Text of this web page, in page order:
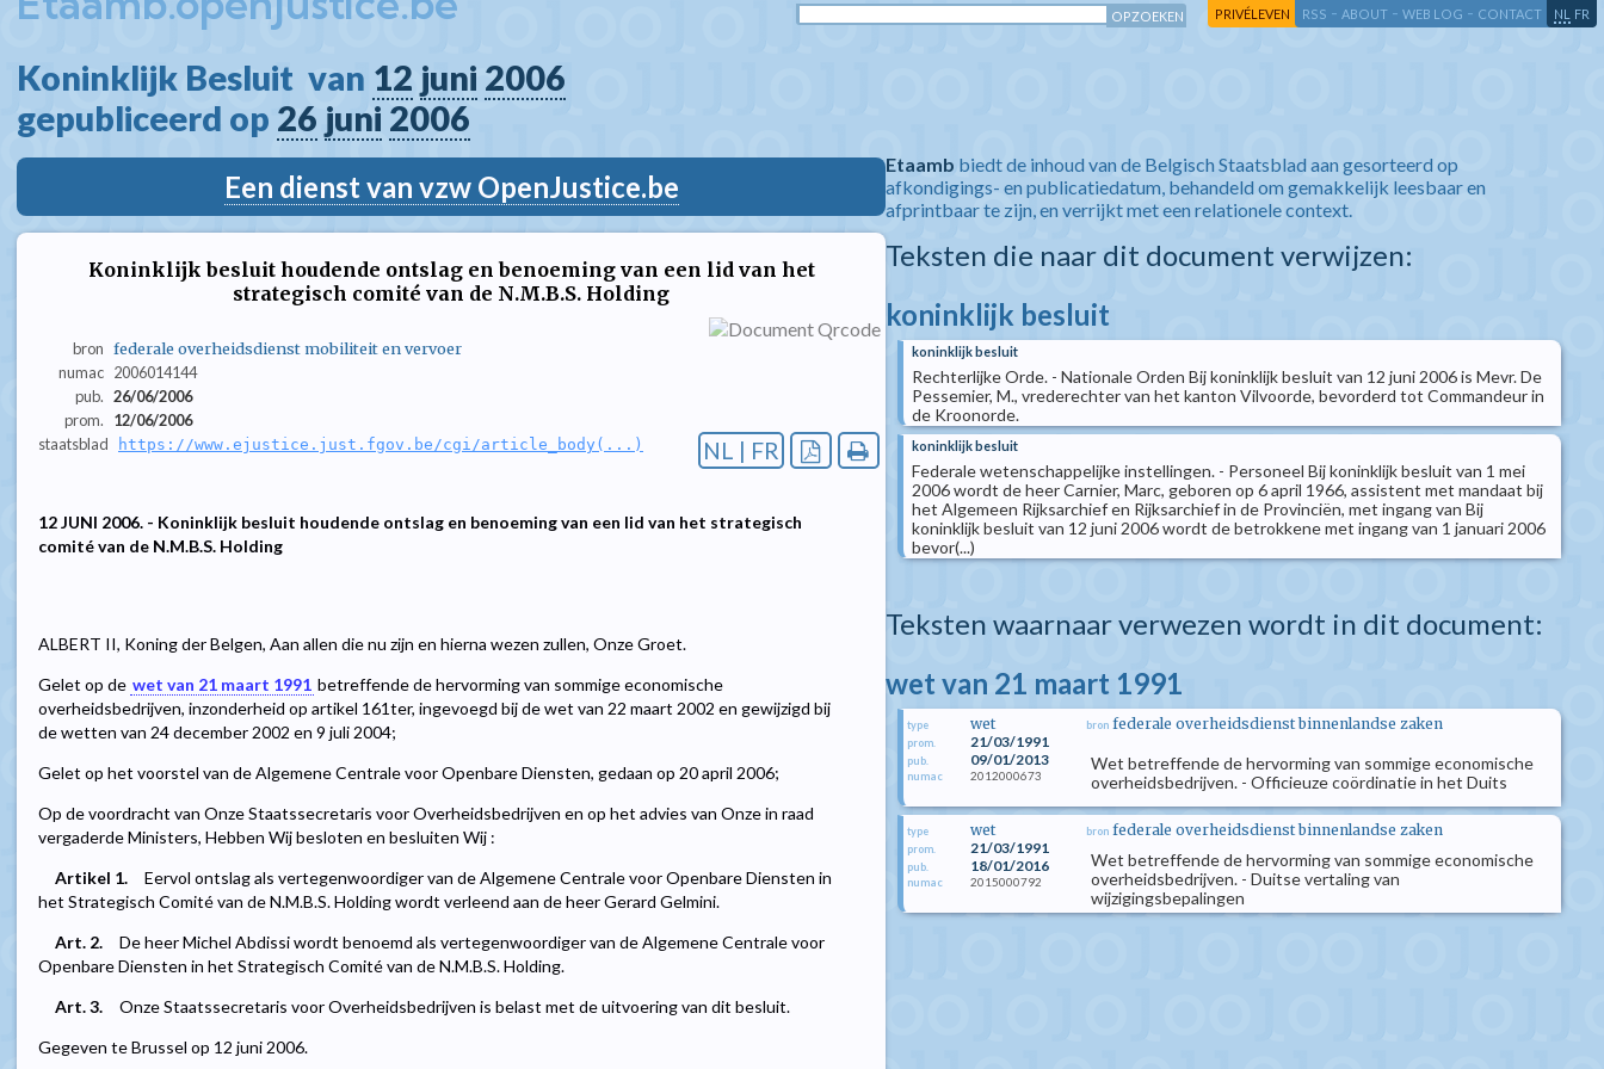
PRIVÉLEVEN RSS - ABOUT - WEB LOG - CONTACT NL FR
Koninklijk Besluit  van 12 juni 2006
gepubliceerd op 26 juni 2006
Een dienst van vzw OpenJustice.be
Koninklijk besluit houdende ontslag en benoeming van een lid van het
strategisch comité van de N.M.B.S. Holding
bron federale overheidsdienst mobiliteit en vervoer
numac 2006014144
pub. 26/06/2006
prom.
12/06/2006
staatsblad
https://www.ejustice.just.fgov.be/cgi/article_body(...) NL | FR
12 JUNI 2006. - Koninklijk besluit houdende ontslag en benoeming van een lid van het strategisch
comité van de N.M.B.S. Holding
ALBERT II, Koning der Belgen, Aan allen die nu zijn en hierna wezen zullen, Onze Groet.
Gelet op de wet van 21 maart 1991 betreffende de hervorming van sommige economische
overheidsbedrijven, inzonderheid op artikel 161ter, ingevoegd bij de wet van 22 maart 2002 en gewijzigd bij
de wetten van 24 december 2002 en 9 juli 2004;
Gelet op het voorstel van de Algemene Centrale voor Openbare Diensten, gedaan op 20 april 2006;
Op de voordracht van Onze Staatssecretaris voor Overheidsbedrijven en op het advies van Onze in raad
vergaderde Ministers, Hebben Wij besloten en besluiten Wij :
Artikel 1.
Eervol ontslag als vertegenwoordiger van de Algemene Centrale voor Openbare Diensten in
het Strategisch Comité van de N.M.B.S. Holding wordt verleend aan de heer Gerard Gelmini.
Art. 2.
De heer Michel Abdissi wordt benoemd als vertegenwoordiger van de Algemene Centrale voor
Openbare Diensten in het Strategisch Comité van de N.M.B.S. Holding.
Art. 3.
Onze Staatssecretaris voor Overheidsbedrijven is belast met de uitvoering van dit besluit.
Gegeven te Brussel op 12 juni 2006.
Etaamb biedt de inhoud van de Belgisch Staatsblad aan gesorteerd op
afkondigings- en publicatiedatum, behandeld om gemakkelijk leesbaar en
afprintbaar te zijn, en verrijkt met een relationele context.
Teksten die naar dit document verwijzen:
koninklijk besluit
koninklijk besluit
Rechterlijke Orde. - Nationale Orden Bij koninklijk besluit van 12 juni 2006 is Mevr. De
Pessemier, M., vrederechter van het kanton Vilvoorde, bevorderd tot Commandeur in
de Kroonorde.
koninklijk besluit
Federale wetenschappelijke instellingen. - Personeel Bij koninklijk besluit van 1 mei
2006 wordt de heer Carnier, Marc, geboren op 6 april 1966, assistent met mandaat bij
het Algemeen Rijksarchief en Rijksarchief in de Provinciën, met ingang van Bij
koninklijk besluit van 12 juni 2006 wordt de betrokkene met ingang van 1 januari 2006
bevor(...)
Teksten waarnaar verwezen wordt in dit document:
wet van 21 maart 1991
type wet
prom. 21/03/1991
pub. 09/01/2013
numac 2012000673
bron federale overheidsdienst binnenlandse zaken
Wet betreffende de hervorming van sommige economische
overheidsbedrijven. - Officieuze coördinatie in het Duits
type wet
prom. 21/03/1991
pub. 18/01/2016
numac 2015000792
bron federale overheidsdienst binnenlandse zaken
Wet betreffende de hervorming van sommige economische
overheidsbedrijven. - Duitse vertaling van
wijzigingsbepalingen